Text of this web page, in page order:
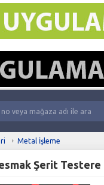
Metal İşleme
Şerit Testere